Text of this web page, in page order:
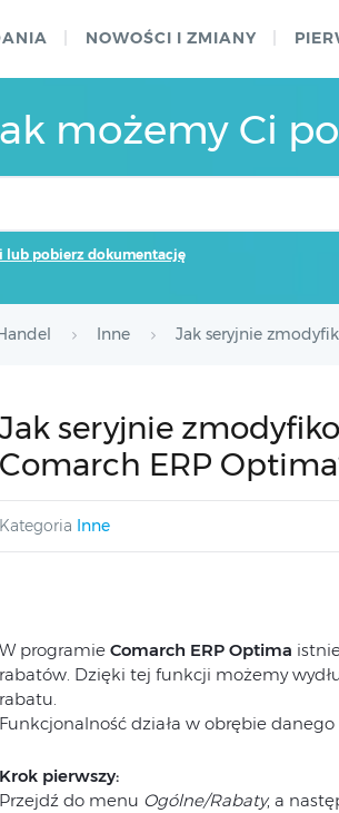
NOWOŚCI I ZMIANY
możemy Ci
lub pobierz dokumentację
Inne Jak seryjnie
Jak seryjnie
Comarch ERP
Kategoria Inne
W programie Comarch ERP Optima
rabatów. Dzięki tej funkcji możemy
rabatu.
Funkcjonalność działa w obrębie
Krok pierwszy:
Przejdź do menu Ogólne/Rabaty, a